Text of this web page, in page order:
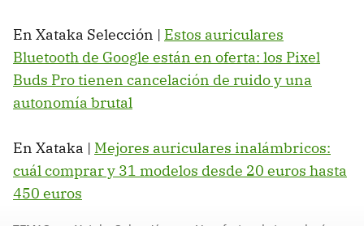
En Xataka Selección | Estos auriculares
Bluetooth de Google están en oferta: los Pixel
Buds Pro tienen cancelación de ruido y una
autonomía brutal
En Xataka | Mejores auriculares inalámbricos:
cuál comprar y 31 modelos desde 20 euros hasta
450 euros